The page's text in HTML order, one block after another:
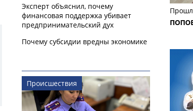
Эксперт объяснил, почему
финансовая поддержка убивает
предпринимательский дух
Почему субсидии вредны экономике
Происшествия